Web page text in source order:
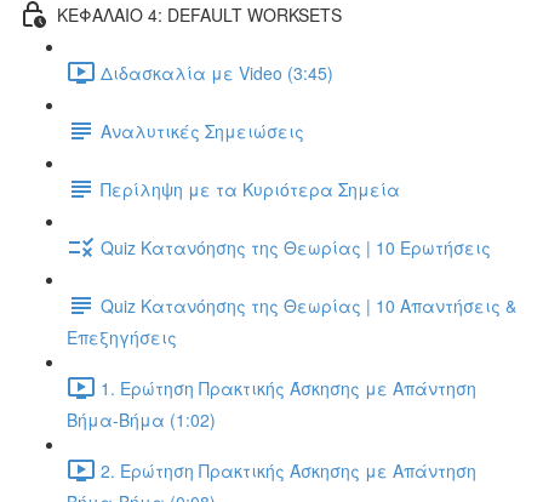
ΚΕΦΑΛΑΙΟ 4: DEFAULT WORKSETS
Διδασκαλία με Video (3:45)
Αναλυτικές Σημειώσεις
Περίληψη με τα Κυριότερα Σημεία
Quiz Κατανόησης της Θεωρίας | 10 Ερωτήσεις
Quiz Κατανόησης της Θεωρίας | 10 Απαντήσεις &
Επεξηγήσεις
1. Ερώτηση Πρακτικής Άσκησης με Απάντηση
Βήμα-Βήμα (1:02)
2. Ερώτηση Πρακτικής Άσκησης με Απάντηση